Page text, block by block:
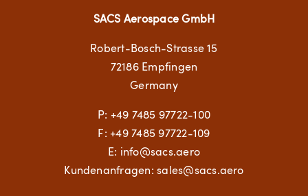
SACS Aerospace GmbH
Robert-Bosch-Strasse 15
72186 Empfingen
Germany
P: +49 7485 97722-100
F: +49 7485 97722-109
E: info@sacs.aero
Kundenanfragen: sales@sacs.aero